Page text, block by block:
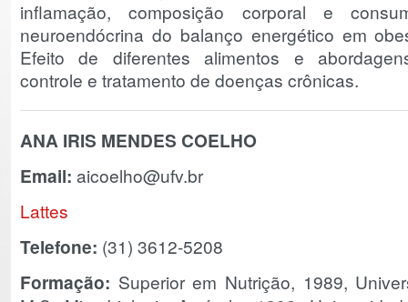
inflamação, composição corporal e
neuroendócrina do balanço energético em
Efeito de diferentes alimentos e
controle e tratamento de doenças crônicas.
ANA IRIS MENDES COELHO
Email: aicoelho@ufv.br
Lattes
Telefone: (31) 3612-5208
Formação: Superior em Nutrição, 1989,